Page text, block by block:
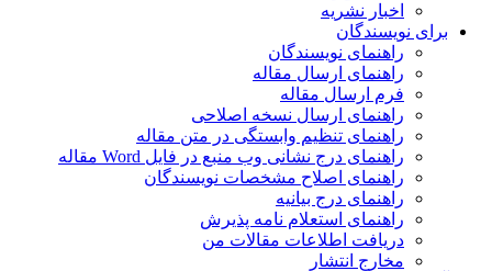
اخبار نشریه
برای نویسندگان
راهنمای نویسندگان
راهنمای ارسال مقاله
فرم ارسال مقاله
راهنمای ارسال نسخه اصلاحی
راهنمای تنظیم وابستگی در متن مقاله
راهنمای درج نشانی وب منبع در فایل Word مقاله
راهنمای اصلاح مشخصات نویسندگان
راهنمای درج بیانیه
راهنمای استعلام نامه پذیرش
دریافت اطلاعات مقالات من
مخارج انتشار